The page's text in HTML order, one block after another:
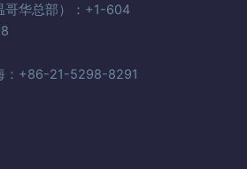
哥华总部）：+1-604
：+86-21-5298-8291